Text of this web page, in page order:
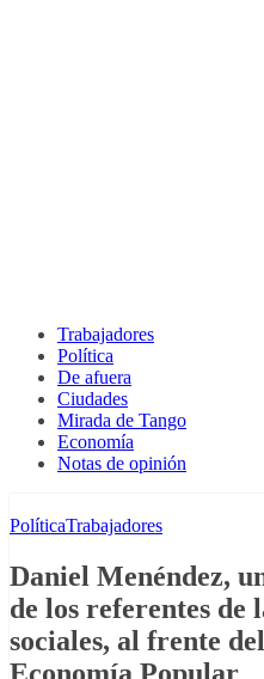
Trabajadores
Política
De afuera
Ciudades
Mirada de Tango
Economía
Notas de opinión
PolíticaTrabajadores
Daniel Menéndez,
de los referentes de
sociales, al frente